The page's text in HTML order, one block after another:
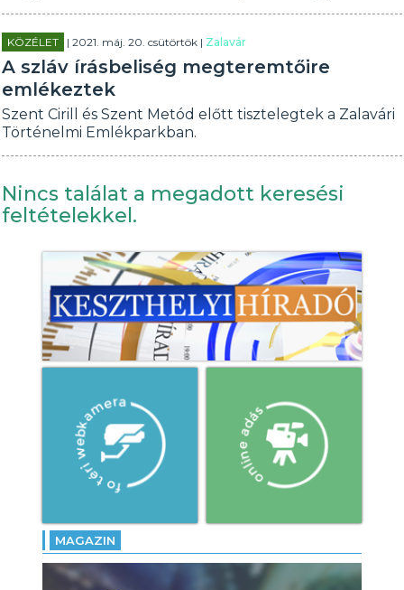
KÖZÉLET | 2021. máj. 20. csütörtök | Zalavár
A szláv írásbeliség megteremtőire
emlékeztek
Szent Cirill és Szent Metód előtt tisztelegtek a Zalavári
Történelmi Emlékparkban.
Nincs találat a megadott keresési
feltételekkel.
MAGAZIN